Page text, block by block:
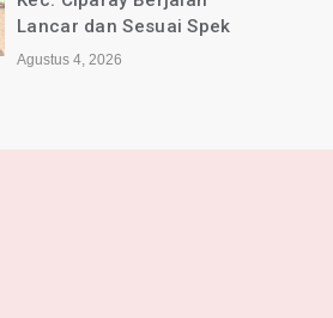
tahun untuk Media online
jabarkini.id